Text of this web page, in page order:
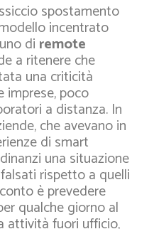
spostamento
incentrato
di remote
a ritenere che
una criticità
poco
a distanza. In
che avevano in
di smart
una situazione
rispetto a quelli
è prevedere
qualche giorno al